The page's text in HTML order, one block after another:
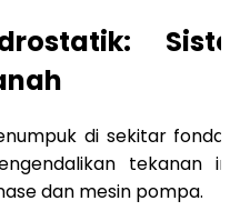
di sekitar
tekanan
dan mesin pompa.